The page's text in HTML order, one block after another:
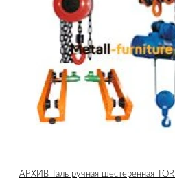
АРХИВ Таль ручная шестеренная